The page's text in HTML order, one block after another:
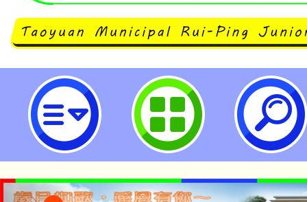
桃園市立瑞坪國民中學